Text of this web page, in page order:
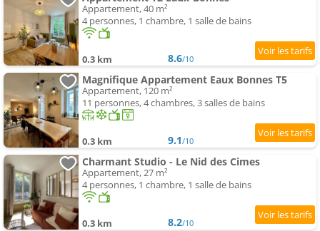
Appartement, 40 m²
4 personnes, 1 chambre, 1 salle de bains
0.3 km 8.6/10
Magnifique Appartement Eaux Bonnes T5
Appartement, 120 m²
11 personnes, 4 chambres, 3 salles de bains
0.3 km 9.1/10
Charmant Studio - Le Nid des Cimes
Appartement, 27 m²
4 personnes, 1 chambre, 1 salle de bains
0.3 km 8.2/10